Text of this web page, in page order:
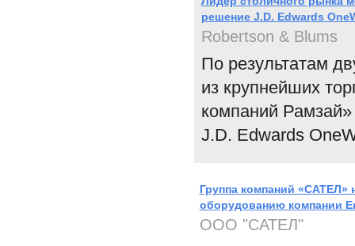
решение J.D. Edwards
Robertson & Blums
По результатам
из крупнейших
компаний
J.D. Edwards
Группа компаний «САТЕЛ»
оборудованию компании
ООО "САТЕЛ"